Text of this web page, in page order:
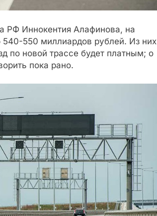
РФ Иннокентия Алафинова, на
540-550 миллиардов рублей. Из них
по новой трассе будет платным; о
пока рано.